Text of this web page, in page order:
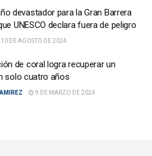
devastador para la Gran Barrera
UNESCO declara fuera de peligro
10 DE AGOSTO DE 2024
de coral logra recuperar un
solo cuatro años
9 DE MARZO DE 2024